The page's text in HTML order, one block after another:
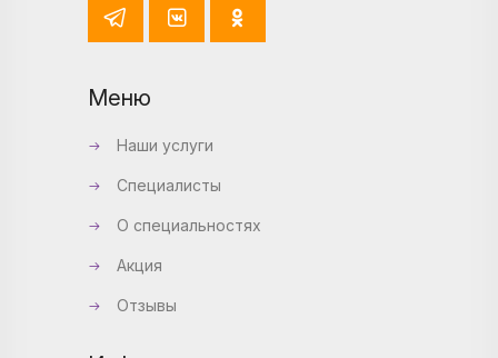
Меню
Наши услуги
Специалисты
О специальностях
Акция
Отзывы